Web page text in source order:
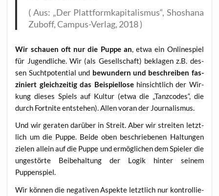
( Aus: „Der Platt­form­ka­pi­ta­lis­mus“, Shosha­na
Zuboff, Cam­pus-Ver­lag, 2018 )
Wir schau­en oft nur die Pup­pe an, etwa ein Online­spiel
für Jugend­li­che. Wir (als Gesell­schaft) bekla­gen z.B. des­
sen Sucht­po­ten­ti­al und bewun­dern und beschrei­ben fas­
zi­niert gleich­zei­tig das Bei­spiel­lo­sehin­sicht­lich der Wir­
kung die­ses Spiels auf Kul­tur (etwa die „Tanz­codes“, die
durch Fort­ni­te ent­ste­hen). Allen vor­an der Journalismus.
Und wir gera­ten dar­über in Streit. Aber wir strei­ten letzt­
lich um die Pup­pe. Bei­de oben beschrie­be­nen Hal­tun­gen
zie­len allein auf die Pup­pe und ermög­li­chen dem Spie­ler die
unge­stör­te Bei­be­hal­tung der Logik hin­ter sei­nem
Puppenspiel.
Wir kön­nen die nega­ti­ven Aspek­te letzt­lich nur kon­trol­lie­